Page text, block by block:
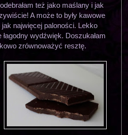
też jako maślany i jak
A może to były kawowe
najwięcej paloności. Lekko
wydźwięk. Doszukałam
zrównoważyć resztę.